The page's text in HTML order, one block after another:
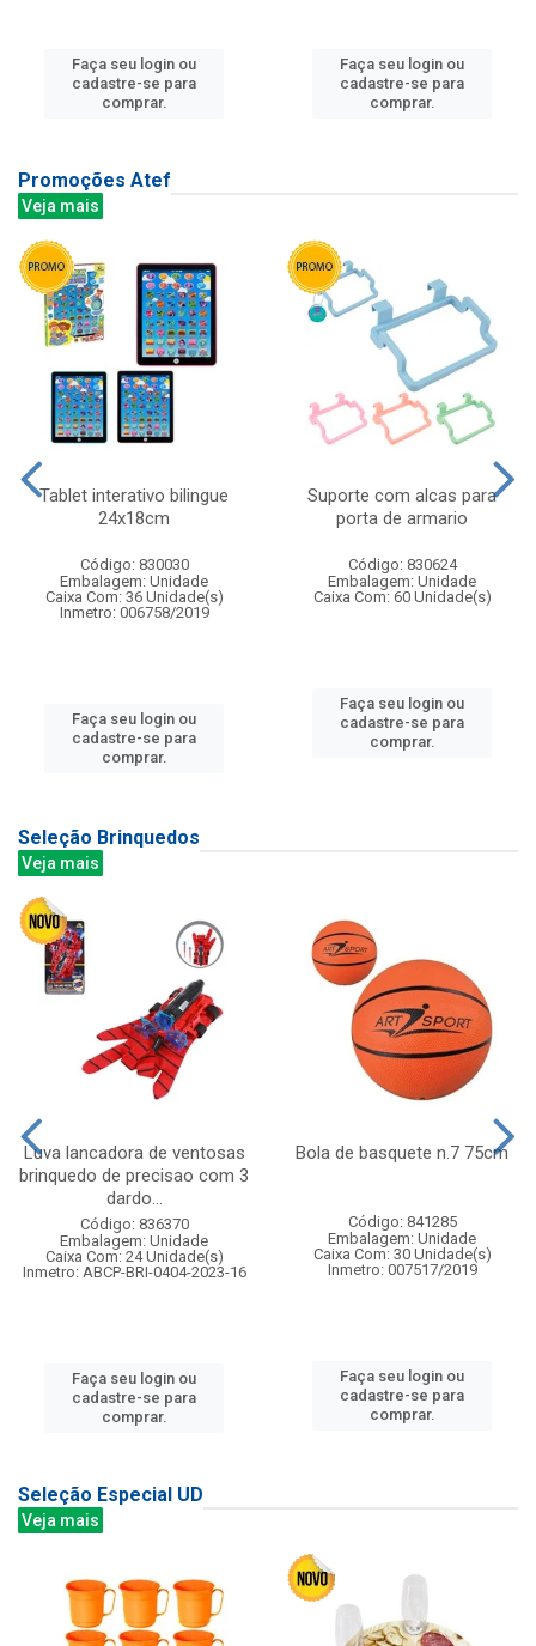
Faça seu login ou
cadastre-se para
comprar.
Faça seu login ou
cadastre-se para
comprar.
Promoções Atef
Veja mais
Tablet interativo bilingue
24x18cm
Código: 830030
Embalagem: Unidade
Caixa Com: 36 Unidade(s)
Inmetro: 006758/2019
Faça seu login ou
cadastre-se para
comprar.
Suporte com alcas para
porta de armario
Código: 830624
Embalagem: Unidade
Caixa Com: 60 Unidade(s)
Faça seu login ou
cadastre-se para
comprar.
Seleção Brinquedos
Veja mais
Luva lancadora de ventosas
brinquedo de precisao com 3
dardo...
Código: 836370
Embalagem: Unidade
Caixa Com: 24 Unidade(s)
Inmetro: ABCP-BRI-0404-2023-16
Faça seu login ou
cadastre-se para
comprar.
Bola de basquete n.7 75cm
Código: 841285
Embalagem: Unidade
Caixa Com: 30 Unidade(s)
Inmetro: 007517/2019
Faça seu login ou
cadastre-se para
comprar.
Seleção Especial UD
Veja mais